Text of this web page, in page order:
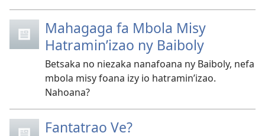
Mahagaga fa Mbola Misy
Hatramin’izao ny Baiboly
Betsaka no niezaka nanafoana ny Baiboly, nefa
mbola misy foana izy io hatramin’izao.
Nahoana?
Fantatrao Ve?